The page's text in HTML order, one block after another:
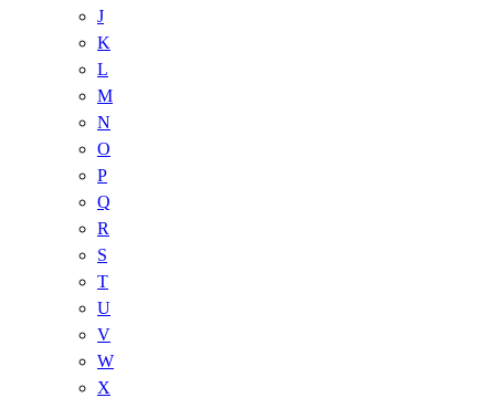
J
K
L
M
N
O
P
Q
R
S
T
U
V
W
X